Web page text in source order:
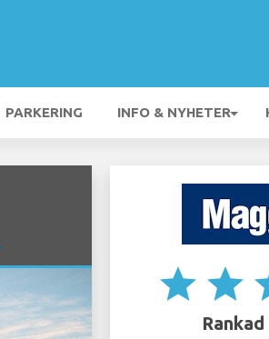
PARKERING INFO & NYHETER
star star